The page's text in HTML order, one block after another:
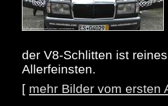
der V8-Schlitten ist
Allerfeinsten.
[ mehr Bilder vom ersten